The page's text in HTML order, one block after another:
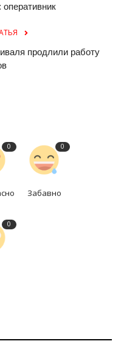
продлили работу
0 0
Забавно
0